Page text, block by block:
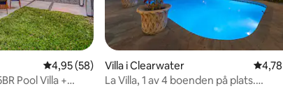
4,95 av 5 i genomsnittligt betyg, 58 omdömen
4,95 (58)
Pool Villa +
Villa i Clearwater 4,78
La Villa, 1 av 4 boenden på plats.